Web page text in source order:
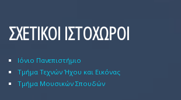
ΣΧΕΤΙΚΟΙ ΙΣΤΟΧΩΡΟΙ
Ιόνιο Πανεπιστήμιο
Τμήμα Τεχνών Ήχου και Εικόνας
Τμήμα Μουσικών Σπουδών